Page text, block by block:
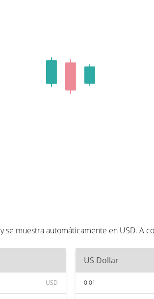
muestra automáticamente en USD. A
USD
US Dollar
0.01